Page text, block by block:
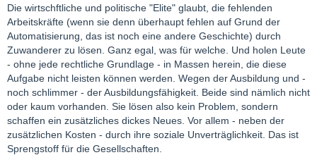
Die wirtschftliche und politische "Elite" glaubt, die fehlenden
Arbeitskräfte (wenn sie denn überhaupt fehlen auf Grund der
Automatisierung, das ist noch eine andere Geschichte) durch
Zuwanderer zu lösen. Ganz egal, was für welche. Und holen Leute
- ohne jede rechtliche Grundlage - in Massen herein, die diese
Aufgabe nicht leisten können werden. Wegen der Ausbildung und -
noch schlimmer - der Ausbildungsfähigkeit. Beide sind nämlich nicht
oder kaum vorhanden. Sie lösen also kein Problem, sondern
schaffen ein zusätzliches dickes Neues. Vor allem - neben der
zusätzlichen Kosten - durch ihre soziale Unverträglichkeit. Das ist
Sprengstoff für die Gesellschaften.